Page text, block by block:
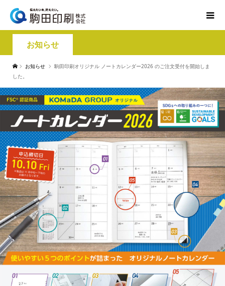
お知らせ
お知らせ
駒田印刷オリジナル ノートカレンダー2026 のご注文受付を開始しま
した。